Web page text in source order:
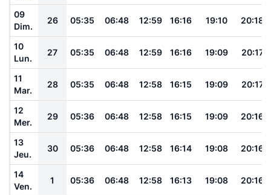
09
Dim.
26 05:35 06:48 12:59 16:16 19:10 20:18
10
Lun.
27 05:35 06:48 12:59 16:16 19:09 20:17
11
Mar.
28 05:35 06:48 12:58 16:15 19:09 20:17
12
Mer.
29 05:36 06:48 12:58 16:15 19:09 20:16
13
Jeu.
30 05:36 06:48 12:58 16:14 19:08 20:16
14
Ven.
1 05:36 06:48 12:58 16:13 19:08 20:16